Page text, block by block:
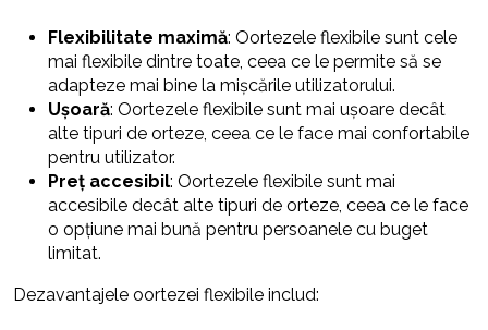
Flexibilitate maximă: Oortezele flexibile sunt cele
mai flexibile dintre toate, ceea ce le permite să se
adapteze mai bine la mișcările utilizatorului.
Ușoară: Oortezele flexibile sunt mai ușoare decât
alte tipuri de orteze, ceea ce le face mai confortabile
pentru utilizator.
Preț accesibil: Oortezele flexibile sunt mai
accesibile decât alte tipuri de orteze, ceea ce le face
o opțiune mai bună pentru persoanele cu buget
limitat.
Dezavantajele oortezei flexibile includ: